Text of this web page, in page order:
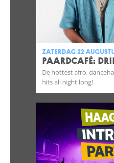
zaterdag 22
Paardcafé:
De hottest afro,
hits all night long!